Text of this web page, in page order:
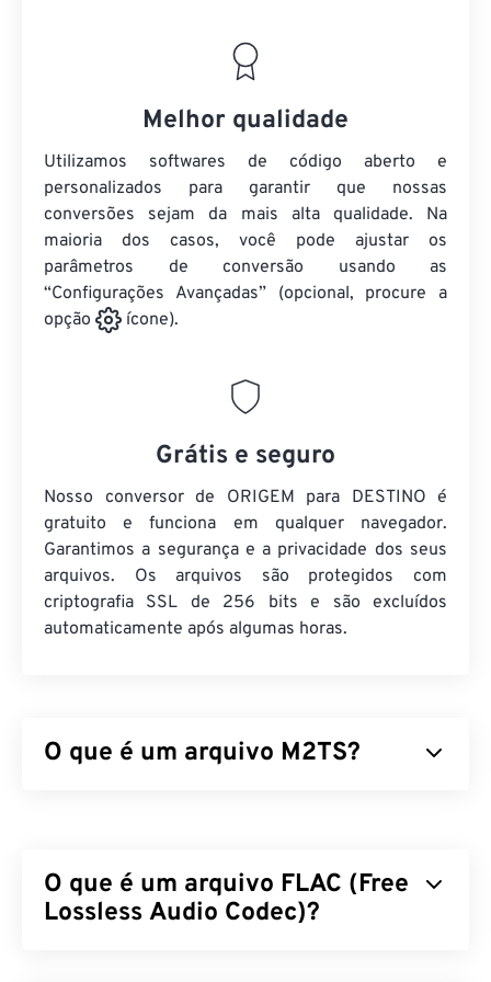
Melhor qualidade
Utilizamos softwares de código aberto e
personalizados para garantir que nossas
conversões sejam da mais alta qualidade. Na
maioria dos casos, você pode ajustar os
parâmetros de conversão usando as
“Configurações Avançadas” (opcional, procure a
opção
ícone).
Grátis e seguro
Nosso conversor de ORIGEM para DESTINO é
gratuito e funciona em qualquer navegador.
Garantimos a segurança e a privacidade dos seus
arquivos. Os arquivos são protegidos com
criptografia SSL de 256 bits e são excluídos
automaticamente após algumas horas.
O que é um arquivo M2TS?
vídeo e filme digital que geralmente consiste em
conteúdo criptografado em discos Blu-ray para uso
O que é um arquivo FLAC (Free
Lossless Audio Codec)?